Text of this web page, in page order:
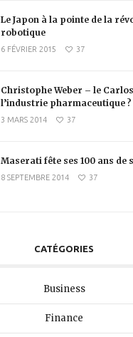
Le Japon à la pointe de la
robotique
6 FÉVRIER 2015 37
Christophe Weber – le
l’industrie pharmaceutique ?
3 MARS 2014 37
Maserati fête ses 100 ans de
8 SEPTEMBRE 2014 37
CATÉGORIES
Business
Finance